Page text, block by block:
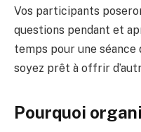
Vos participants
questions pendant et
temps pour une
soyez prêt à offrir
Pourquoi